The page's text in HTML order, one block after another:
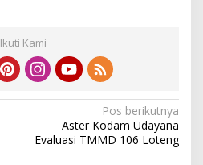
Ikuti Kami
Pos berikutnya
Aster Kodam Udayana
Evaluasi TMMD 106 Loteng